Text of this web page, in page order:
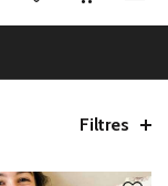
Filtres